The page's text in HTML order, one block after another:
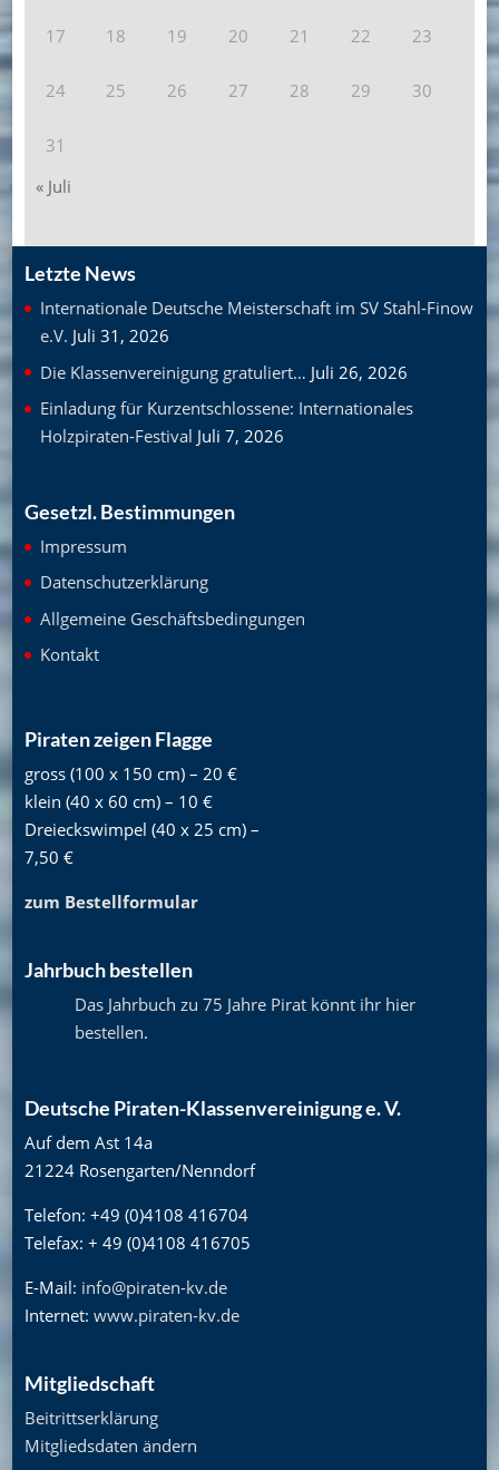
17 18 19 20 21 22 23
24 25 26 27 28 29 30
31
« Juli
Letzte News
Internationale Deutsche Meisterschaft im SV Stahl-Finow
e.V. Juli 31, 2026
Die Klassenvereinigung gratuliert… Juli 26, 2026
Einladung für Kurzentschlossene: Internationales
Holzpiraten-Festival Juli 7, 2026
Gesetzl. Bestimmungen
Impressum
Datenschutzerklärung
Allgemeine Geschäftsbedingungen
Kontakt
Piraten zeigen Flagge
gross (100 x 150 cm) – 20 €
klein (40 x 60 cm) – 10 €
Dreieckswimpel (40 x 25 cm) –
7,50 €
zum Bestellformular
Jahrbuch bestellen
Das Jahrbuch zu 75 Jahre Pirat könnt ihr hier
bestellen.
Deutsche Piraten-Klassenvereinigung e. V.
Auf dem Ast 14a
21224 Rosengarten/Nenndorf
Telefon: +49 (0)4108 416704
Telefax: + 49 (0)4108 416705
E-Mail: info@piraten-kv.de
Internet: www.piraten-kv.de
Mitgliedschaft
Beitrittserklärung
Mitgliedsdaten ändern